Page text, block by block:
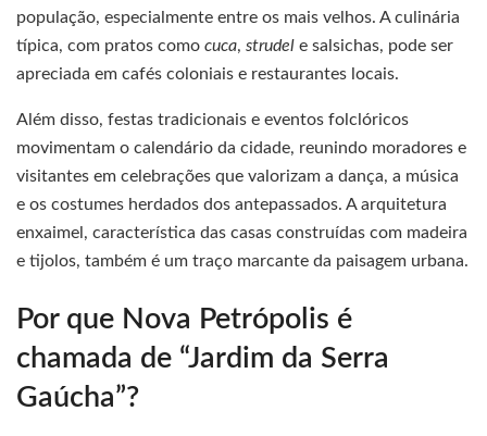
população, especialmente entre os mais velhos. A culinária
típica, com pratos como cuca, strudel e salsichas, pode ser
apreciada em cafés coloniais e restaurantes locais.
Além disso, festas tradicionais e eventos folclóricos
movimentam o calendário da cidade, reunindo moradores e
visitantes em celebrações que valorizam a dança, a música
e os costumes herdados dos antepassados. A arquitetura
enxaimel, característica das casas construídas com madeira
e tijolos, também é um traço marcante da paisagem urbana.
Por que Nova Petrópolis é
chamada de “Jardim da Serra
Gaúcha”?